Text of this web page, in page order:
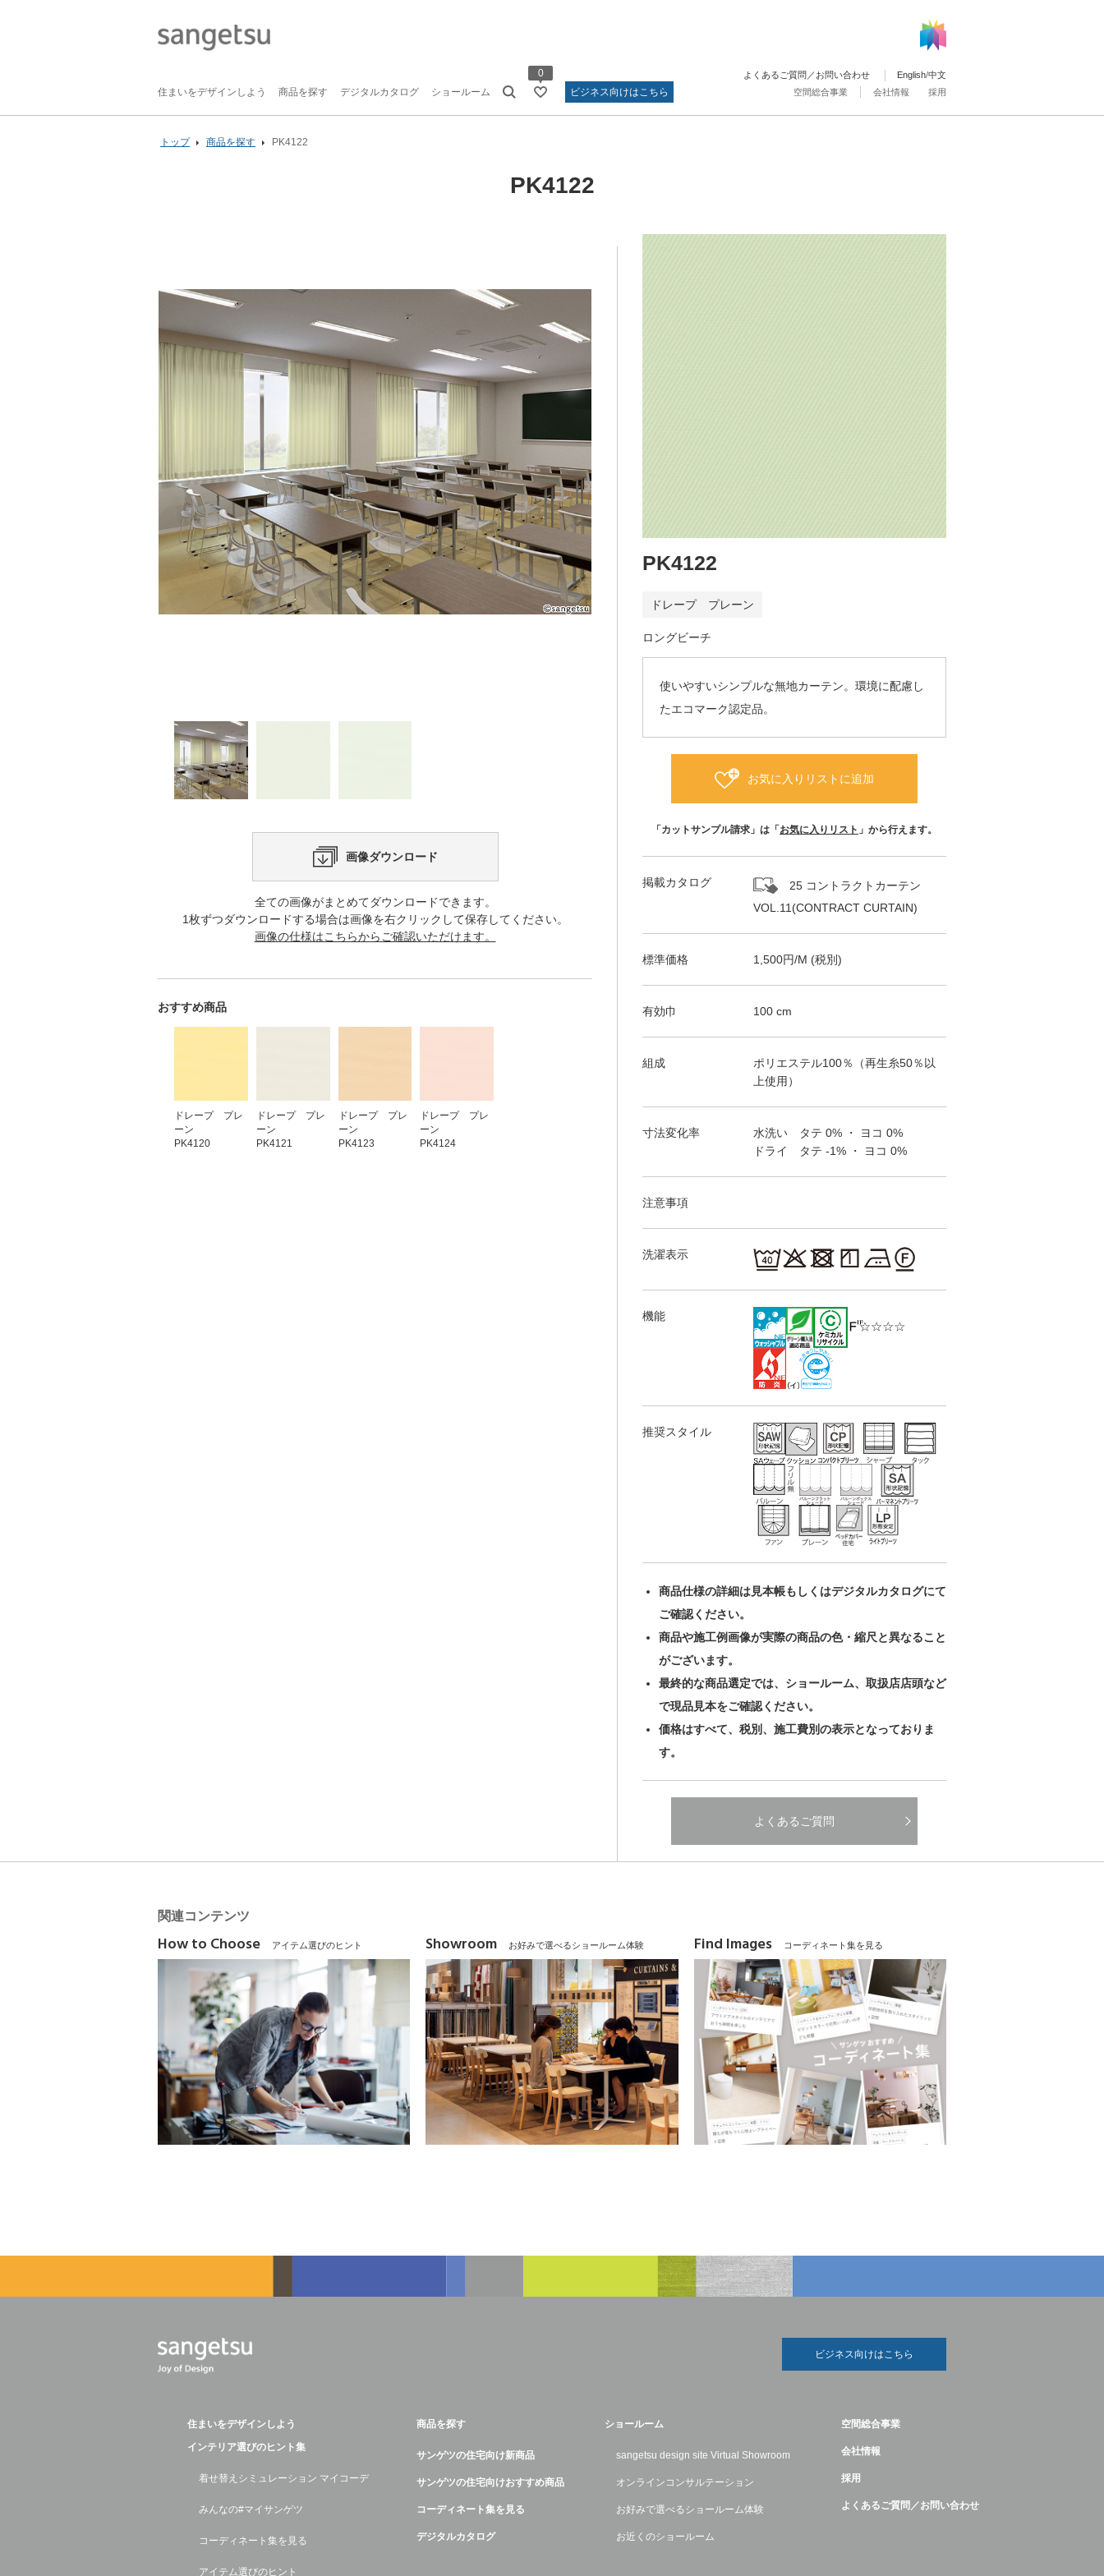
住まいをデザインしよう 商品を探す デジタルカタログ ショールーム
0
ビジネス向けはこちら
空間総合事業 会社情報 採用
よくあるご質問／お問い合わせ English/中文
トップ 商品を探す PK4122
PK4122
画像ダウンロード
全ての画像がまとめてダウンロードできます。
1枚ずつダウンロードする場合は画像を右クリックして保存してください。
画像の仕様はこちらからご確認いただけます。
おすすめ商品
ドレープ プレ
ーン
PK4120
ドレープ プレ
ーン
PK4121
ドレープ プレ
ーン
PK4123
ドレープ プレ
ーン
PK4124
PK4122
ドレープ プレーン
ロングビーチ
使いやすいシンプルな無地カーテン。環境に配慮し
たエコマーク認定品。
お気に入りリストに追加
「カットサンプル請求」は「 お気に入りリスト 」から行えます。
掲載カタログ
25 コントラクトカーテン
VOL.11(CONTRACT CURTAIN)
標準価格 1,500円/M (税別)
有効巾 100 cm
組成
ポリエステル100％（再生糸50％以
上使用）
寸法変化率 水洗い タテ 0% ・ ヨコ 0%
ドライ タテ -1% ・ ヨコ 0%
注意事項
洗濯表示
機能
推奨スタイル
商品仕様の詳細は見本帳もしくはデジタルカタログにて
ご確認ください。
商品や施工例画像が実際の商品の色・縮尺と異なること
がございます。
最終的な商品選定では、ショールーム、取扱店店頭など
で現品見本をご確認ください。
価格はすべて、税別、施工費別の表示となっておりま
す。
よくあるご質問
関連コンテンツ
How to Choose アイテム選びのヒント Showroom お好みで選べるショールーム体験 Find Images コーディネート集を見る
ビジネス向けはこちら
住まいをデザインしよう
インテリア選びのヒント集
着せ替えシミュレーション マイコーデ
みんなの#マイサンゲツ
コーディネート集を見る
アイテム選びのヒント
商品を探す
サンゲツの住宅向け新商品
サンゲツの住宅向けおすすめ商品
コーディネート集を見る
デジタルカタログ
ショールーム
sangetsu design site Virtual Showroom
オンラインコンサルテーション
お好みで選べるショールーム体験
お近くのショールーム
空間総合事業
会社情報
採用
よくあるご質問／お問い合わせ